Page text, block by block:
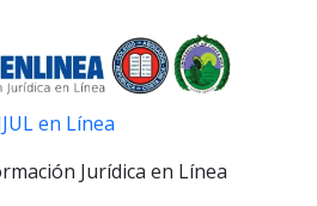
en Línea
Jurídica en Línea